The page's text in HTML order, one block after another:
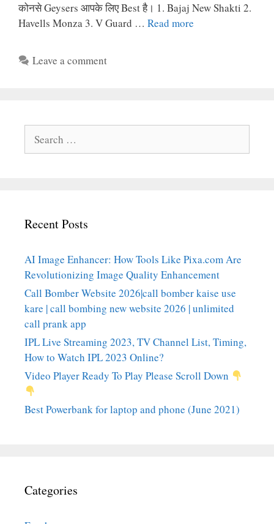
कोनसे Geysers आपके लिए Best है। 1. Bajaj New Shakti 2.
Havells Monza 3. V Guard … Read more
Leave a comment
for:
Recent Posts
AI Image Enhancer: How Tools Like Pixa.com Are
Revolutionizing Image Quality Enhancement
Call Bomber Website 2026|call bomber kaise use
kare | call bombing new website 2026 | unlimited
call prank app
IPL Live Streaming 2023, TV Channel List, Timing,
How to Watch IPL 2023 Online?
Video Player Ready To Play Please Scroll Down
Best Powerbank for laptop and phone (June 2021)
Categories